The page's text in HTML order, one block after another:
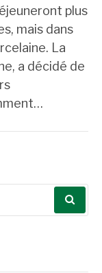
plus
mais dans
La
a décidé de